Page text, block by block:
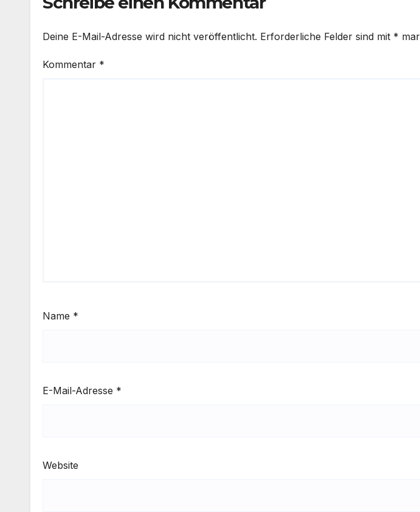
Deine E-Mail-Adresse wird nicht veröffentlicht. Erforderliche Felder sind mit *
Kommentar *
Name *
E-Mail-Adresse *
Website